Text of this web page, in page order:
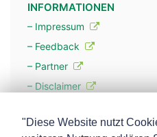
INFORMATIONEN
– Impressum
– Feedback
– Partner
– Disclaimer
"Diese Website nutzt